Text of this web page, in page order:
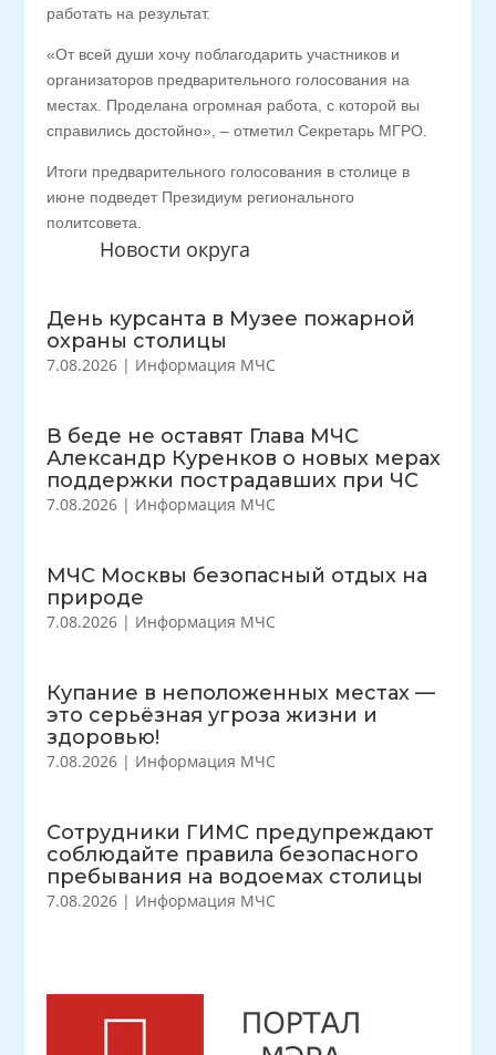
Новости округа
День курсанта в Музее пожарной
охраны столицы
7.08.2026 | Информация МЧС
В беде не оставят Глава МЧС
Александр Куренков о новых мерах
поддержки пострадавших при ЧС
7.08.2026 | Информация МЧС
МЧС Москвы безопасный отдых на
природе
7.08.2026 | Информация МЧС
Купание в неположенных местах —
это серьёзная угроза жизни и
здоровью!
7.08.2026 | Информация МЧС
Сотрудники ГИМС предупреждают
соблюдайте правила безопасного
пребывания на водоемах столицы
7.08.2026 | Информация МЧС
работать на результат.
«От всей души хочу поблагодарить участников и
организаторов предварительного голосования на
местах. Проделана огромная работа, с которой вы
справились достойно», – отметил Секретарь МГРО.
Итоги предварительного голосования в столице в
июне подведет Президиум регионального
политсовета.